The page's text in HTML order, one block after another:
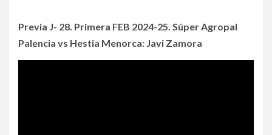
Previa J- 28. Primera FEB 2024-25. Súper Agropal
Palencia vs Hestia Menorca: Javi Zamora